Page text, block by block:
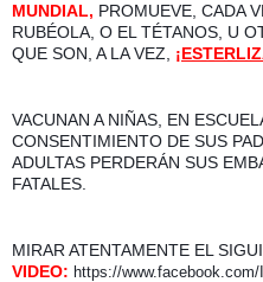
MUNDIAL, PROMUEVE, CADA
RUBÉOLA, O EL TÉTANOS, U
QUE SON, A LA VEZ,
¡
VACUNAN A NIÑAS, EN
CONSENTIMIENTO DE SUS
ADULTAS PERDERÁN SUS
FATALES.
VIDEO: https://www.facebook.com/